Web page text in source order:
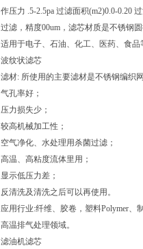
作压力 .5-2.5pa 过滤面积(m2)0.0-0.20
过滤，精度00um，滤芯材质是不锈钢
适用于电子、石油、化工、医药、食
波纹状滤芯
滤材: 所使用的主要滤材是不锈钢编织
气孔率好；
压力损失少；
较高机械加工性；
空气净化、水处理用杀菌过滤；
高温、高粘度流体里用；
显示低压力差；
反清洗及清洗之后可以再使用。
应用行业:纤维、胶卷，塑料Polymer
高温排气处理领域。
滤油机滤芯